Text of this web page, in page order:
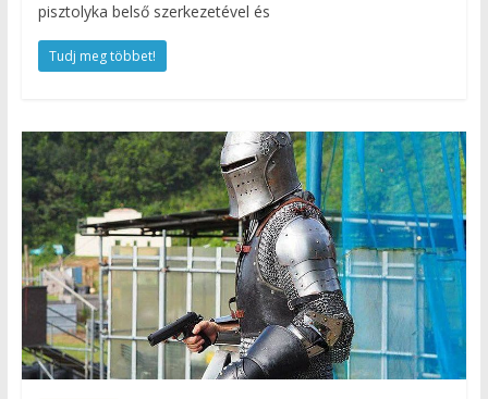
pisztolyka belső szerkezetével és
Tudj meg többet!